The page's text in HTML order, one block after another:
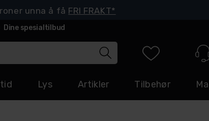
Dine spesialtilbud
Lys Artikler Tilbehør
unna å få FRI FRAKT*